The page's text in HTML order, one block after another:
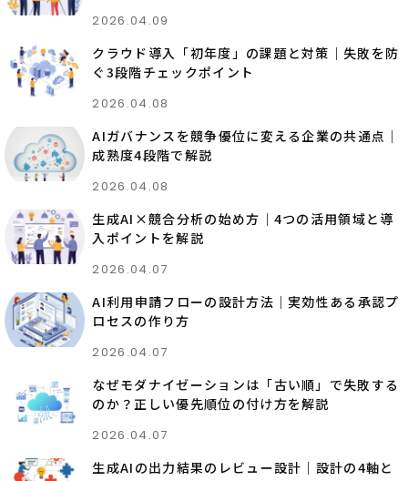
2026.04.09
クラウド導入「初年度」の課題と対策｜失敗を防
ぐ3段階チェックポイント
2026.04.08
AIガバナンスを競争優位に変える企業の共通点｜
成熟度4段階で解説
2026.04.08
生成AI×競合分析の始め方｜4つの活用領域と導
入ポイントを解説
2026.04.07
AI利用申請フローの設計方法｜実効性ある承認プ
ロセスの作り方
2026.04.07
なぜモダナイゼーションは「古い順」で失敗する
のか？正しい優先順位の付け方を解説
2026.04.07
生成AIの出力結果のレビュー設計｜設計の4軸と